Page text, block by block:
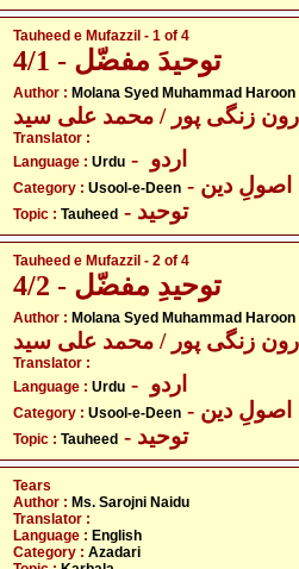
Tauheed e Mufazzil - 1 of 4
توحیدَ مفضّل - 4/1
Author : Molana Syed Muhammad
زنگی پور / محمد علی سید
Translator :
Language : Urdu
Category : Usool-e-Deen - اصولِ دین
Topic : Tauheed - توحید
Tauheed e Mufazzil - 2 of 4
توحیدِ مفضّل - 4/2
Author : Molana Syed Muhammad
زنگی پور / محمد علی سید
Translator :
Language : Urdu
Category : Usool-e-Deen - اصولِ دین
Topic : Tauheed - توحید
Tears
Author : Ms. Sarojni Naidu
Translator :
Language : English
Category : Azadari